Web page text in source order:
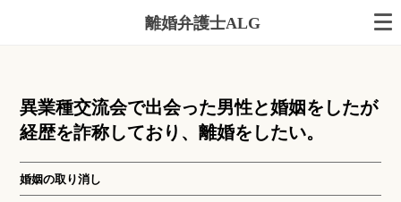
離婚弁護士ALG
異業種交流会で出会った男性と婚姻をしたが
経歴を詐称しており、離婚をしたい。
婚姻の取り消し